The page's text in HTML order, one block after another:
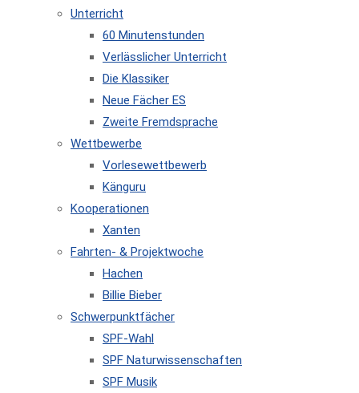
Unterricht
60 Minutenstunden
Verlässlicher Unterricht
Die Klassiker
Neue Fächer ES
Zweite Fremdsprache
Wettbewerbe
Vorlesewettbewerb
Känguru
Kooperationen
Xanten
Fahrten- & Projektwoche
Hachen
Billie Bieber
Schwerpunktfächer
SPF-Wahl
SPF Naturwissenschaften
SPF Musik